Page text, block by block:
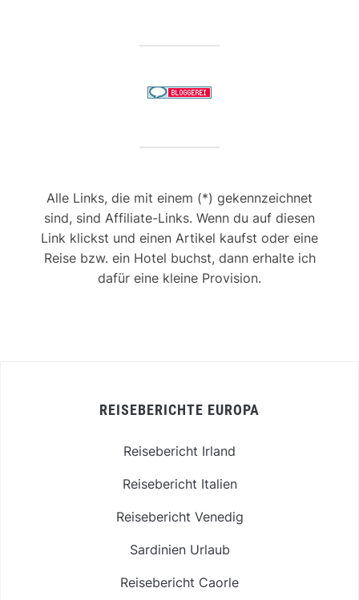
Alle Links, die mit einem (*) gekennzeichnet
sind, sind Affiliate-Links. Wenn du auf diesen
Link klickst und einen Artikel kaufst oder eine
Reise bzw. ein Hotel buchst, dann erhalte ich
dafür eine kleine Provision.
REISEBERICHTE EUROPA
Reisebericht Irland
Reisebericht Italien
Reisebericht Venedig
Sardinien Urlaub
Reisebericht Caorle